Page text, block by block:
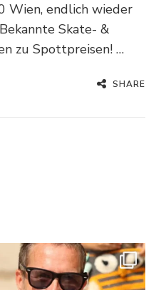
Wien, endlich wieder
Skate- &
zu Spottpreisen! …
SHARE